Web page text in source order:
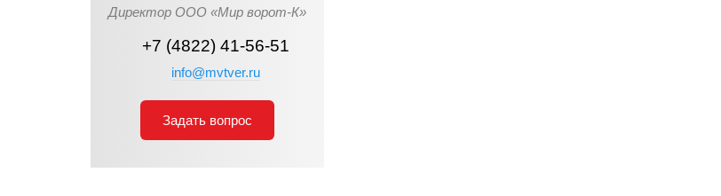
Директор ООО «Мир ворот-К»
+7 (4822) 41-56-51
info@mvtver.ru
Задать вопрос